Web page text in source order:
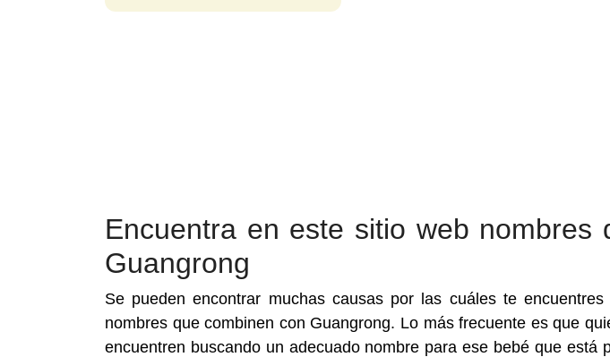
Encuentra en este sitio web nombres
Guangrong
Se pueden encontrar muchas causas por las cuáles te
nombres que combinen con Guangrong. Lo más frecuente es que
encuentren buscando un adecuado nombre para ese bebé que está